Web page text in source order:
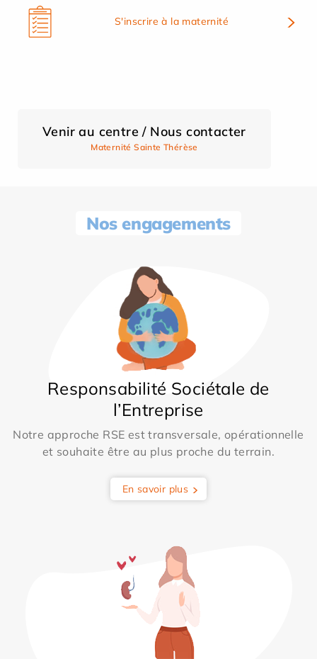
S'inscrire à la maternité
Venir au centre / Nous contacter
Maternité Sainte Thérèse
Nos engagements
Responsabilité Sociétale de
l’Entreprise
Notre approche RSE est transversale, opérationnelle
et souhaite être au plus proche du terrain.
En savoir plus